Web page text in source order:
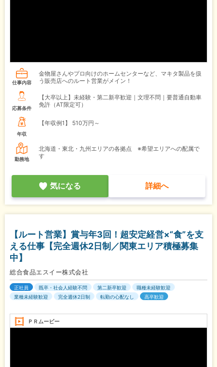
仕事内容
金物屋さんやプロ向けのホームセンターなど、マキタ製品を扱
う販売店へのルート営業がメイン！
応募条件
【大卒以上】未経験・第二新卒歓迎｜文理不問｜要普通自動車
免許（AT限定可）
年収
【年収例1】 510万円～
勤務地
北海道・東北・九州エリアの各拠点 ※希望エリアへの配属で
す
気になる 詳細へ
【ルート営業】賞与年3回！超安定経営×“食”を支
える仕事【完全週休2日制／関東エリア積極募集
中】
総合食品エスイー株式会社
正社員 既卒・社会人経験不問 第二新卒歓迎
職種未経験歓迎
業種未経験歓迎
完全週休2日制 転勤の心配なし 高卒歓迎
ＰＲムービー